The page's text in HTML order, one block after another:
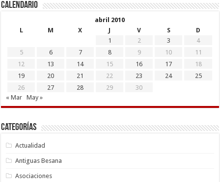
Calendario
abril 2010
L
M X J V S
D
1
2 3
4
5
6 7 8 9 10
11
12
13 14 15 16 17
18
19
20 21 22 23 24
25
26
27 28 29
30
« Mar
May »
Categorías
Actualidad
Antiguas Besana
Asociaciones